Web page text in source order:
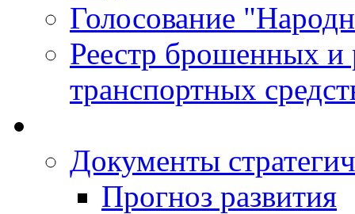
Голосование
Реестр брошенных и
транспортных
Документы
Прогноз развития